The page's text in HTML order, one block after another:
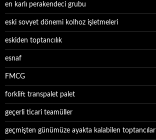
en karlı perakendeci grubu
eski sovyet dönemi kolhoz işletmeleri
eskiden toptancılık
esnaf
FMCG
forklift transpalet palet
geçerli ticari teamüller
geçmişten günümüze ayakta kalabilen toptancılar